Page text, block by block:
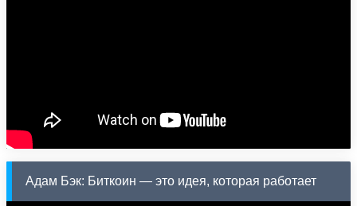
Адам Бэк: Биткоин — это идея, которая работает